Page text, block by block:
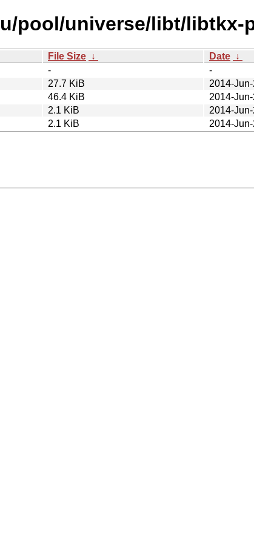
pool/universe/libt/libtkx-
File Size ↓ Date ↓
-
-
27.7 KiB
2014-
46.4 KiB
2014-
2.1 KiB
2014-
2.1 KiB 2014-